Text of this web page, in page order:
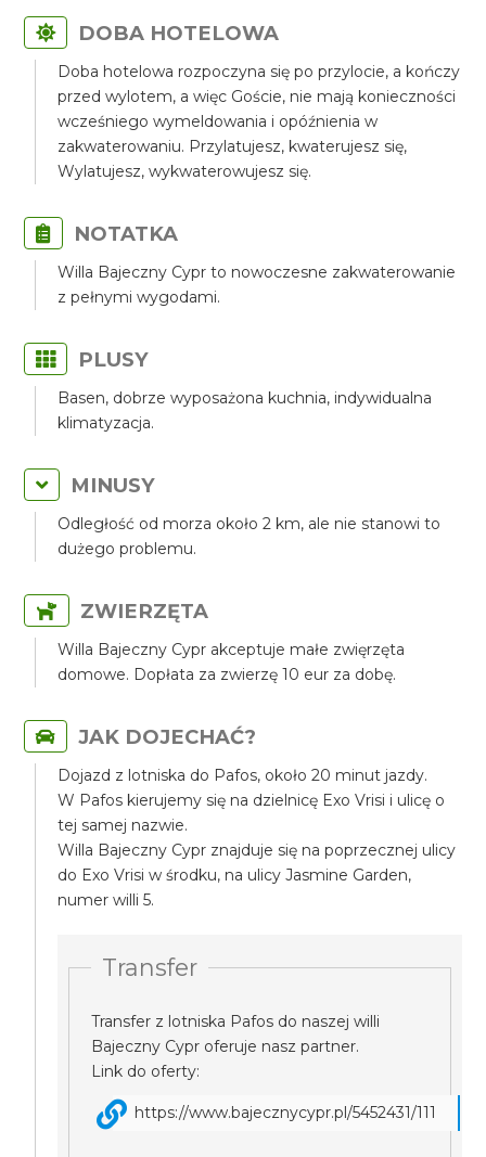
DOBA HOTELOWA
Doba hotelowa rozpoczyna się po przylocie, a kończy
przed wylotem, a więc Goście, nie mają konieczności
wcześniego wymeldowania i opóźnienia w
zakwaterowaniu. Przylatujesz, kwaterujesz się,
Wylatujesz, wykwaterowujesz się.
NOTATKA
Willa Bajeczny Cypr to nowoczesne zakwaterowanie
z pełnymi wygodami.
PLUSY
Basen, dobrze wyposażona kuchnia, indywidualna
klimatyzacja.
MINUSY
Odległość od morza około 2 km, ale nie stanowi to
dużego problemu.
ZWIERZĘTA
Willa Bajeczny Cypr akceptuje małe zwięrzęta
domowe. Dopłata za zwierzę 10 eur za dobę.
JAK DOJECHAĆ?
Dojazd z lotniska do Pafos, około 20 minut jazdy.
W Pafos kierujemy się na dzielnicę Exo Vrisi i ulicę o
tej samej nazwie.
Willa Bajeczny Cypr znajduje się na poprzecznej ulicy
do Exo Vrisi w środku, na ulicy Jasmine Garden,
numer willi 5.
Transfer
Transfer z lotniska Pafos do naszej willi
Bajeczny Cypr oferuje nasz partner.
Link do oferty:
https://www.bajecznycypr.pl/5452431/111